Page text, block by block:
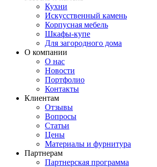
Кухни
Искусственный камень
Корпусная мебель
Шкафы-купе
Для загородного дома
О компании
О нас
Новости
Портфолио
Контакты
Клиентам
Отзывы
Вопросы
Статьи
Цены
Материалы и фурнитура
Партнерам
Партнерская программа